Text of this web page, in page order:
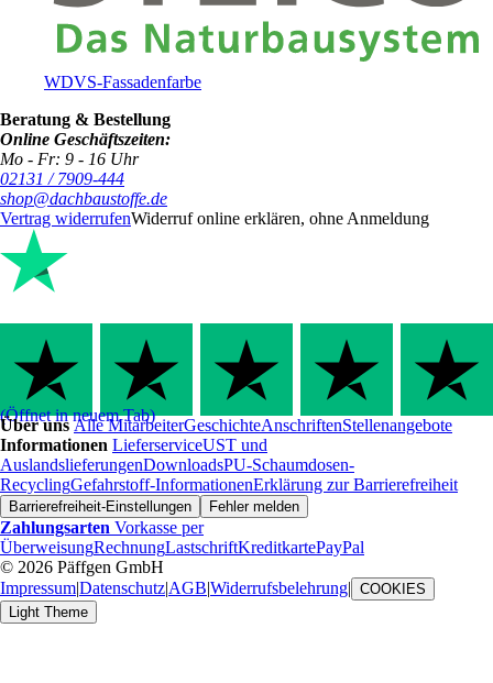
WDVS-Fassadenfarbe
Beratung & Bestellung
Online Geschäftszeiten:
Mo - Fr: 9 - 16 Uhr
02131 / 7909-444
shop@dachbaustoffe.de
Vertrag widerrufenWiderruf online erklären, ohne Anmeldung
(Öffnet in neuem Tab)
Über unsAlle MitarbeiterGeschichteAnschriftenStellenangebote
Informationen LieferserviceUST und
AuslandslieferungenDownloadsPU-Schaumdosen-
RecyclingGefahrstoff-InformationenErklärung zur Barrierefreiheit
Barrierefreiheit-Einstellungen Fehler melden
Zahlungsarten Vorkasse per
ÜberweisungRechnungLastschriftKreditkartePayPal
© 2026 Päffgen GmbH
Impressum|Datenschutz|AGB|Widerrufsbelehrung| COOKIES
Light Theme